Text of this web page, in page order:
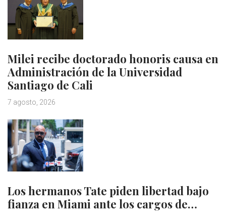
Milei recibe doctorado honoris causa en
Administración de la Universidad
Santiago de Cali
7 agosto, 2026
Los hermanos Tate piden libertad bajo
fianza en Miami ante los cargos de…